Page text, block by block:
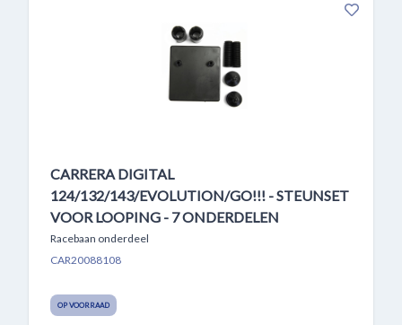
CARRERA DIGITAL
124/132/143/EVOLUTION/GO!!! - STEUNSET
VOOR LOOPING - 7 ONDERDELEN
Racebaan onderdeel
CAR20088108
OP VOORRAAD